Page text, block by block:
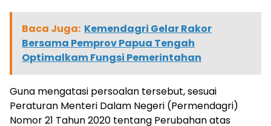
Baca Juga: Kemendagri Gelar Rakor
Bersama Pemprov Papua Tengah
Optimalkam Fungsi Pemerintahan
Guna mengatasi persoalan tersebut, sesuai
Peraturan Menteri Dalam Negeri (Permendagri)
Nomor 21 Tahun 2020 tentang Perubahan atas